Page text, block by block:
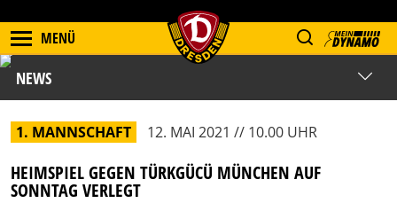
MENÜ
NEWS
1. MANNSCHAFT 12. MAI 2021 // 10.00 UHR
HEIMSPIEL GEGEN TÜRKGÜCÜ MÜNCHEN AUF
SONNTAG VERLEGT